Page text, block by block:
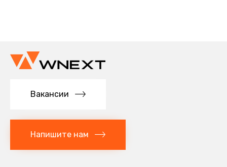
Вакансии
Напишите нам